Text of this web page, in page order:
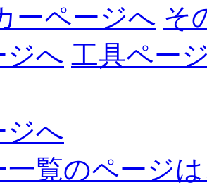
ーページへ そ
ジへ 工具ペー
ジへ
一覧のページ